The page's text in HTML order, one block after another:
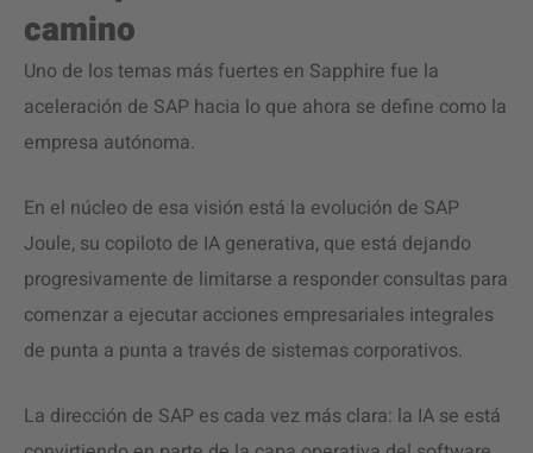
camino
Uno de los temas más fuertes en Sapphire fue la
aceleración de SAP hacia lo que ahora se define como la
empresa autónoma.
En el núcleo de esa visión está la evolución de SAP
Joule, su copiloto de IA generativa, que está dejando
progresivamente de limitarse a responder consultas para
comenzar a ejecutar acciones empresariales integrales
de punta a punta a través de sistemas corporativos.
La dirección de SAP es cada vez más clara: la IA se está